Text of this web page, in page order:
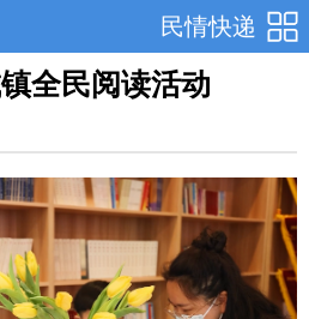
民情快递
全民阅读活动